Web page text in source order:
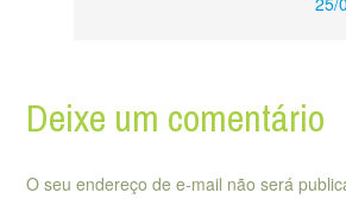
Deixe um comentário
O seu endereço de e-mail não será